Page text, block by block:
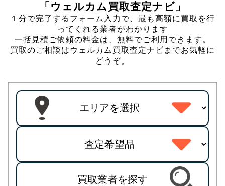
「ウェルカム買取査定ナビ」
１分で完了するフォーム入力で、最も高額に買取を行
ってくれる業者がわかります
一括見積ご依頼の料金は、無料でご利用できます。
買取のご相談はウェルカム買取査定ナビまでお気軽に
どうぞ。
買取業者を探す